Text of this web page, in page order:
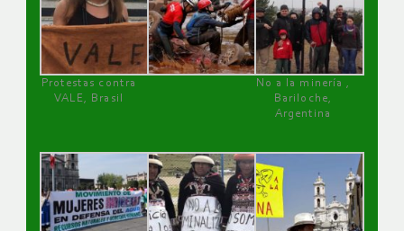
Protestas contra
VALE, Brasil
No a la minería ,
Bariloche,
Argentina